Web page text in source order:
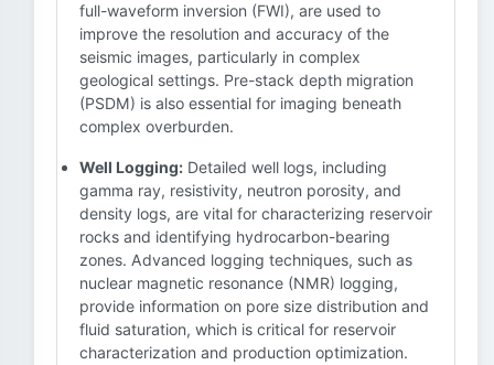
full-waveform inversion (FWI), are used to
improve the resolution and accuracy of the
seismic images, particularly in complex
geological settings. Pre-stack depth migration
(PSDM) is also essential for imaging beneath
complex overburden.
Well Logging: Detailed well logs, including
gamma ray, resistivity, neutron porosity, and
density logs, are vital for characterizing reservoir
rocks and identifying hydrocarbon-bearing
zones. Advanced logging techniques, such as
nuclear magnetic resonance (NMR) logging,
provide information on pore size distribution and
fluid saturation, which is critical for reservoir
characterization and production optimization.